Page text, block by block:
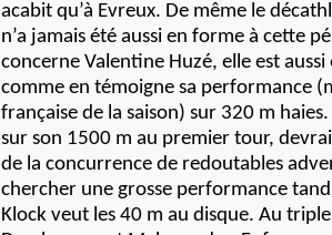
acabit qu’à Evreux. De même le
n’a jamais été aussi en forme à cette
concerne Valentine Huzé, elle est
comme en témoigne sa performance
française de la saison) sur 320 m
sur son 1500 m au premier tour,
de la concurrence de redoutables
chercher une grosse performance
Klock veut les 40 m au disque. Au